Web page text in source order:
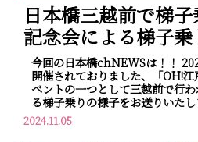
日本橋三越前で梯
記念会による梯子乗
今回の日本橋chNEWSは！！
開催されておりました、「OH!
ベントの一つとして三越前で行
る梯子乗りの様子をお送りいた
2024.11.05